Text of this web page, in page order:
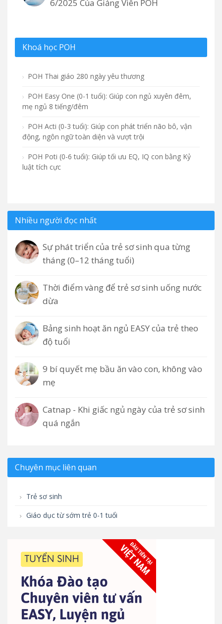
6/2025 Của Giảng Viên POH
Khoá học POH
POH Thai giáo 280 ngày yêu thương
POH Easy One (0-1 tuổi): Giúp con ngủ xuyên đêm,
mẹ ngủ 8 tiếng/đêm
POH Acti (0-3 tuổi): Giúp con phát triển não bô, vận
động, ngôn ngữ toàn diện và vượt trội
POH Poti (0-6 tuổi): Giúp tối ưu EQ, IQ con bằng Kỷ
luật tích cực
Nhiều người đọc nhất
Sự phát triển của trẻ sơ sinh qua từng
tháng (0–12 tháng tuổi)
Thời điểm vàng để trẻ sơ sinh uống nước
dừa
Bảng sinh hoạt ăn ngủ EASY của trẻ theo
độ tuổi
9 bí quyết mẹ bầu ăn vào con, không vào
mẹ
Catnap - Khi giấc ngủ ngày của trẻ sơ sinh
quá ngắn
Chuyên mục liên quan
Trẻ sơ sinh
Giáo dục từ sớm trẻ 0-1 tuổi